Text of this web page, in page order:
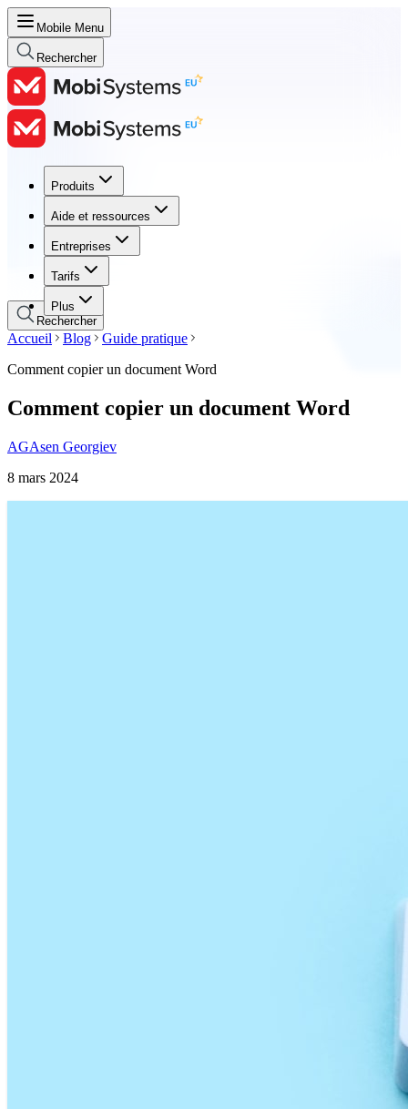
Mobile Menu
Rechercher
Produits
Aide et ressources
Entreprises
Tarifs
Plus
Produits
Aide et ressources
Entreprises
Tarifs
Rechercher
Accueil Blog
Guide pratique
Comment copier un document Word
Comment copier un document Word
AGAsen Georgiev
8 mars 2024